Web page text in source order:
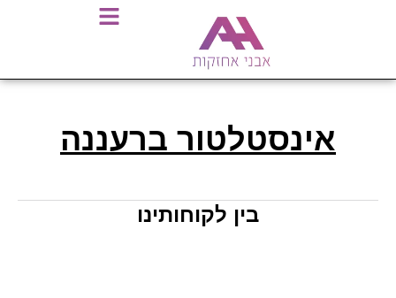
אינסטלטור ברעננה
בין לקוחותינו